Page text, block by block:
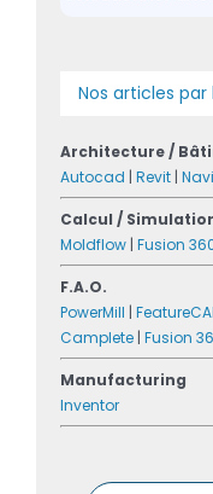
Nos articles par
Architecture /
Autocad | Revit |
Calcul /
Moldflow | Fusion
F.A.O.
PowerMill |
Camplete | Fusion
Manufacturing
Inventor